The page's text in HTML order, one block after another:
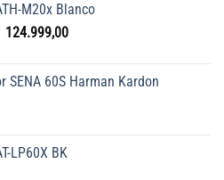
M20x Blanco
124.999,00El
es:
SENA 60S Harman Kardon
LP60X BK